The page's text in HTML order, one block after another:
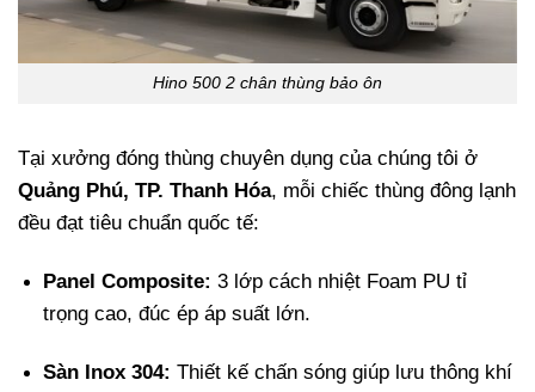
Hino 500 2 chân thùng bảo ôn
Tại xưởng đóng thùng chuyên dụng của chúng tôi ở
Quảng Phú, TP. Thanh Hóa, mỗi chiếc thùng đông lạnh
đều đạt tiêu chuẩn quốc tế:
Panel Composite: 3 lớp cách nhiệt Foam PU tỉ
trọng cao, đúc ép áp suất lớn.
Sàn Inox 304: Thiết kế chấn sóng giúp lưu thông khí